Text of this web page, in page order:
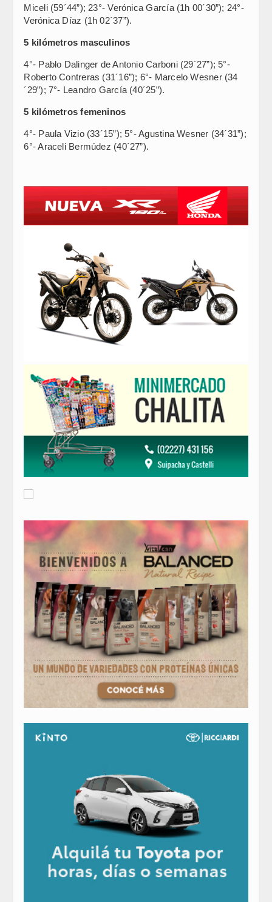
Miceli (59´44”); 23°- Verónica García (1h 00´30”); 24°-
Verónica Díaz (1h 02´37”).
5 kilómetros masculinos
4°- Pablo Dalinger de Antonio Carboni (29´27”); 5°-
Roberto Contreras (31´16”); 6°- Marcelo Wesner (34
´29”); 7°- Leandro García (40´25”).
5 kilómetros femeninos
4°- Paula Vizio (33´15”); 5°- Agustina Wesner (34´31”);
6°- Araceli Bermúdez (40´27”).